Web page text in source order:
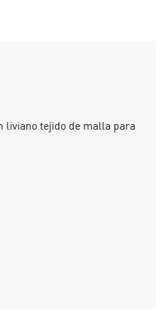
liviano tejido de malla para